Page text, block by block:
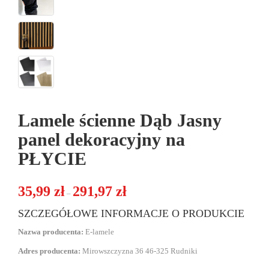
Lamele ścienne Dąb Jasny
panel dekoracyjny na
PŁYCIE
35,99 zł – 291,97 zł
SZCZEGÓŁOWE INFORMACJE O PRODUKCIE
Nazwa producenta: E-lamele
Adres producenta: Mirowszczyzna 36 46-325 Rudniki